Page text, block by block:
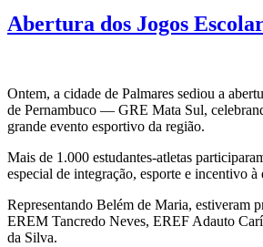
Abertura dos Jogos
Ontem, a cidade de Palmares sediou a
de Pernambuco — GRE Mata Sul,
grande evento esportivo da região.
Mais de 1.000 estudantes-atletas
especial de integração, esporte e incentivo à
Representando Belém de Maria, estiveram
EREM Tancredo Neves, EREF Adauto
da Silva.